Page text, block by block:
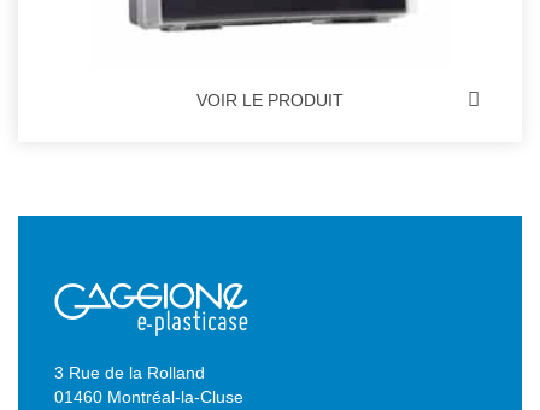
VOIR LE PRODUIT
3 Rue de la Rolland
01460 Montréal-la-Cluse